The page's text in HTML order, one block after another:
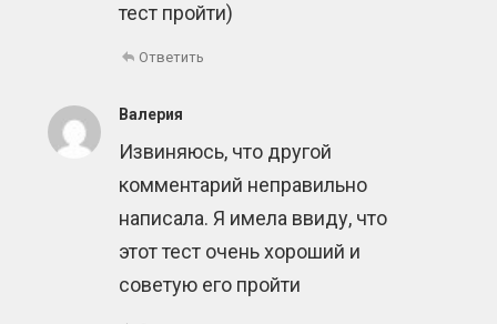
тест пройти)
Ответить
Валерия
Извиняюсь, что другой
комментарий неправильно
написала. Я имела ввиду, что
этот тест очень хороший и
советую его пройти